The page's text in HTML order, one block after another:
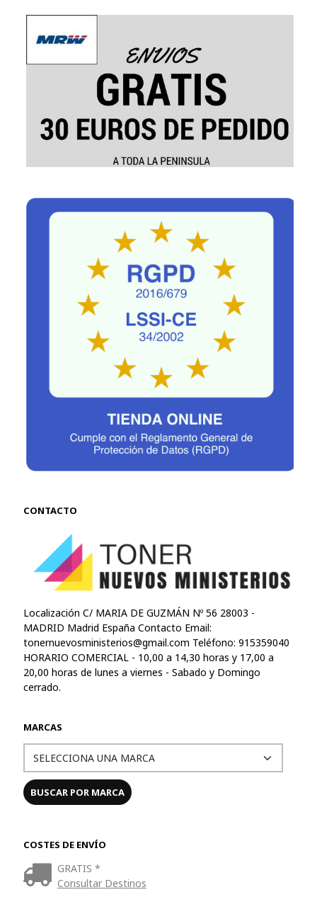
CONTACTO
Localización C/ MARIA DE GUZMÁN Nº 56 28003 -
MADRID Madrid España Contacto Email:
tonernuevosministerios@gmail.com Teléfono: 915359040
HORARIO COMERCIAL - 10,00 a 14,30 horas y 17,00 a
20,00 horas de lunes a viernes - Sabado y Domingo
cerrado.
MARCAS
COSTES DE ENVÍO
GRATIS *
Consultar Destinos